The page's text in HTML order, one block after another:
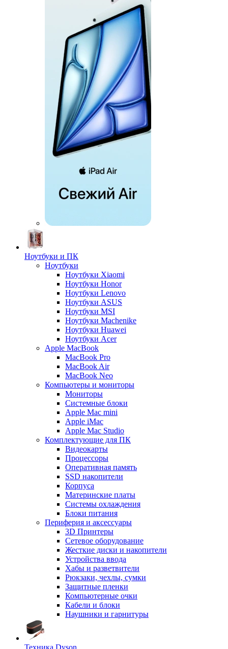
Ноутбуки и ПК
Ноутбуки
Ноутбуки Xiaomi
Ноутбуки Honor
Ноутбуки Lenovo
Ноутбуки ASUS
Ноутбуки MSI
Ноутбуки Machenike
Ноутбуки Huawei
Ноутбуки Acer
Apple MacBook
MacBook Pro
MacBook Air
MacBook Neo
Компьютеры и мониторы
Мониторы
Системные блоки
Apple Mac mini
Apple iMac
Apple Mac Studio
Комплектующие для ПК
Видеокарты
Процессоры
Оперативная память
SSD накопители
Корпуса
Материнские платы
Системы охлаждения
Блоки питания
Периферия и аксессуары
3D Принтеры
Сетевое оборудование
Жесткие диски и накопители
Устройства ввода
Хабы и разветвители
Рюкзаки, чехлы, сумки
Защитные пленки
Компьютерные очки
Кабели и блоки
Наушники и гарнитуры
Техника Dyson